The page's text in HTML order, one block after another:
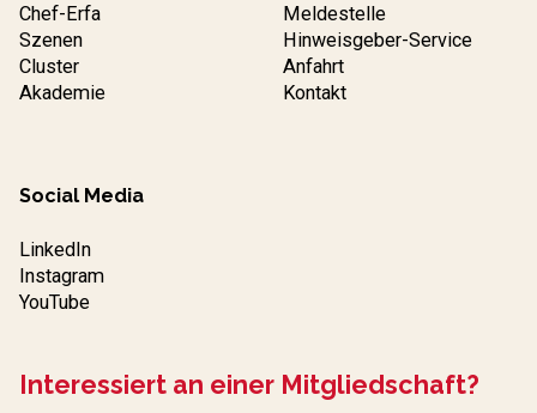
Chef-Erfa
Szenen
Cluster
Akademie
Meldestelle
Hinweisgeber-Service
Anfahrt
Kontakt
Social Media
LinkedIn
Instagram
YouTube
Interessiert an einer Mitgliedschaft?